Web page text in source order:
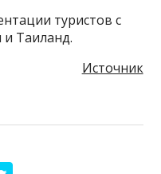
туристов с
Таиланд.
Источник